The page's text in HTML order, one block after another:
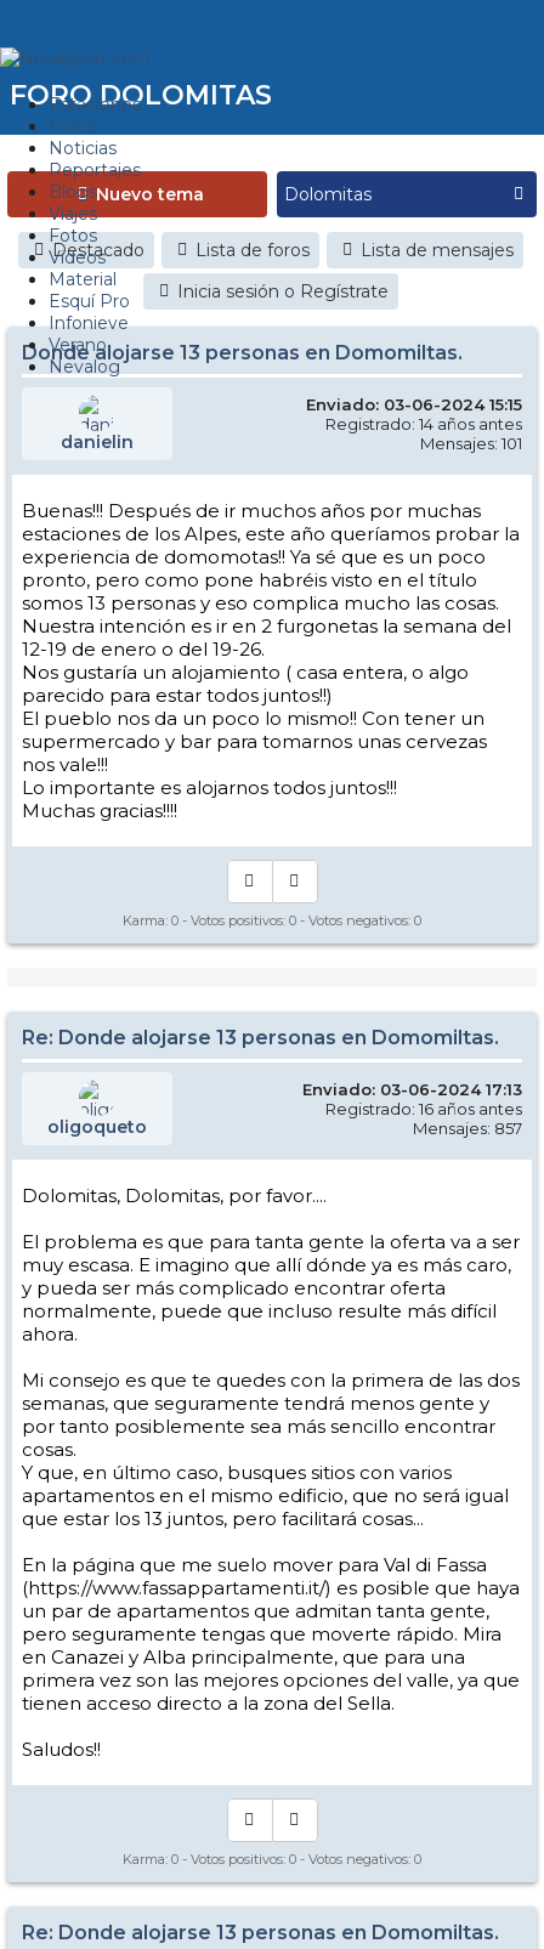
Estaciones
Foros
Noticias
Reportajes
Blogs
Viajes
Fotos
Videos
Material
Esquí Pro
Infonieve
Verano
Nevalog
FORO DOLOMITAS
Nuevo tema
Destacado Lista de foros
Lista de mensajes
Inicia sesión o Regístrate
Donde alojarse 13 personas en Domomiltas.
danielin
Enviado: 03-06-2024 15:15
Registrado: 14 años antes
Mensajes: 101
Buenas!!! Después de ir muchos años por muchas
estaciones de los Alpes, este año queríamos probar la
experiencia de domomotas!! Ya sé que es un poco
pronto, pero como pone habréis visto en el título
somos 13 personas y eso complica mucho las cosas.
Nuestra intención es ir en 2 furgonetas la semana del
12-19 de enero o del 19-26.
Nos gustaría un alojamiento ( casa entera, o algo
parecido para estar todos juntos!!)
El pueblo nos da un poco lo mismo!! Con tener un
supermercado y bar para tomarnos unas cervezas
nos vale!!!
Lo importante es alojarnos todos juntos!!!
Muchas gracias!!!!
Karma: 0 - Votos positivos: 0 - Votos negativos: 0
Re: Donde alojarse 13 personas en Domomiltas.
oligoqueto
Enviado: 03-06-2024 17:13
Registrado: 16 años antes
Mensajes: 857
Dolomitas, Dolomitas, por favor....
El problema es que para tanta gente la oferta va a ser
muy escasa. E imagino que allí dónde ya es más caro,
y pueda ser más complicado encontrar oferta
normalmente, puede que incluso resulte más difícil
ahora.
Mi consejo es que te quedes con la primera de las dos
semanas, que seguramente tendrá menos gente y
por tanto posiblemente sea más sencillo encontrar
cosas.
Y que, en último caso, busques sitios con varios
apartamentos en el mismo edificio, que no será igual
que estar los 13 juntos, pero facilitará cosas...
En la página que me suelo mover para Val di Fassa
(https://www.fassappartamenti.it/) es posible que haya
un par de apartamentos que admitan tanta gente,
pero seguramente tengas que moverte rápido. Mira
en Canazei y Alba principalmente, que para una
primera vez son las mejores opciones del valle, ya que
tienen acceso directo a la zona del Sella.
Saludos!!
Karma: 0 - Votos positivos: 0 - Votos negativos: 0
Re: Donde alojarse 13 personas en Domomiltas.